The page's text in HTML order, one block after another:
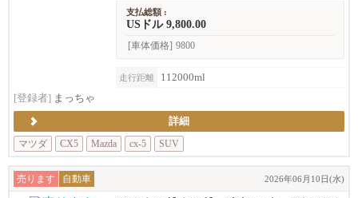
支払総額 :
USドル 9,800.00
[車体価格] 9800
走行距離
112000ml
[登録者] まっちゃ
詳細
マツダ
CX5 Mazda cx-5 SUV
売ります 自動車 2026年06月10日(水)